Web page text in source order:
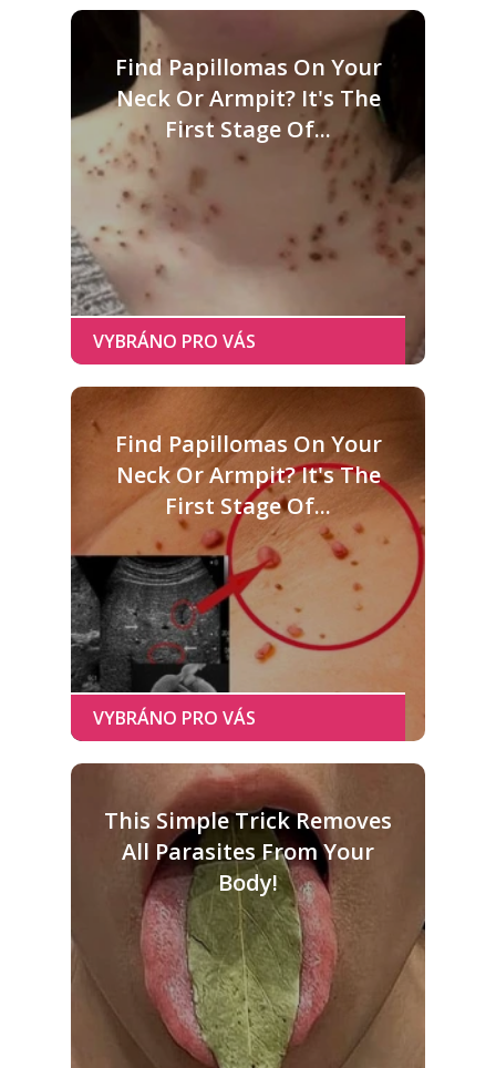
Find Papillomas On Your
Neck Or Armpit? It's The
First Stage Of...
Find Papillomas On Your
Neck Or Armpit? It's The
First Stage Of...
This Simple Trick Removes
All Parasites From Your
Body!